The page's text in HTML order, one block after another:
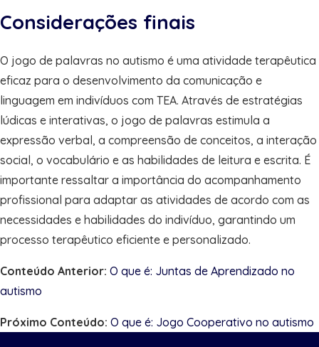
Considerações finais
O jogo de palavras no autismo é uma atividade terapêutica
eficaz para o desenvolvimento da comunicação e
linguagem em indivíduos com TEA. Através de estratégias
lúdicas e interativas, o jogo de palavras estimula a
expressão verbal, a compreensão de conceitos, a interação
social, o vocabulário e as habilidades de leitura e escrita. É
importante ressaltar a importância do acompanhamento
profissional para adaptar as atividades de acordo com as
necessidades e habilidades do indivíduo, garantindo um
processo terapêutico eficiente e personalizado.
Conteúdo Anterior: O que é: Juntas de Aprendizado no
autismo
Próximo Conteúdo: O que é: Jogo Cooperativo no autismo